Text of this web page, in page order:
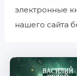
электронные
нашего сайта